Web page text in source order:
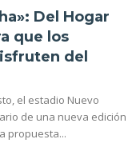
Del Hogar
que los
del
el estadio Nuevo
de una nueva edición
propuesta...